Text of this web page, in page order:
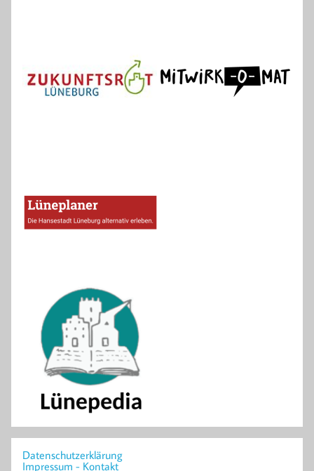
Datenschutzerklärung
Impressum - Kontakt